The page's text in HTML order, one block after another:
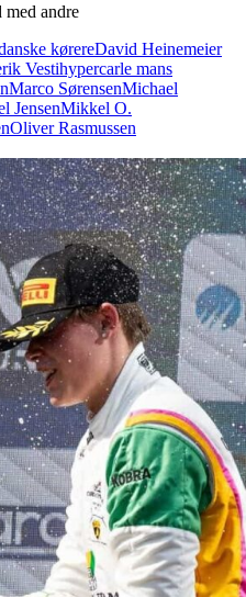
andre
kørereDavid Heinemeier
Vestihypercarle mans
Marco SørensenMichael
JensenMikkel O.
Oliver Rasmussen